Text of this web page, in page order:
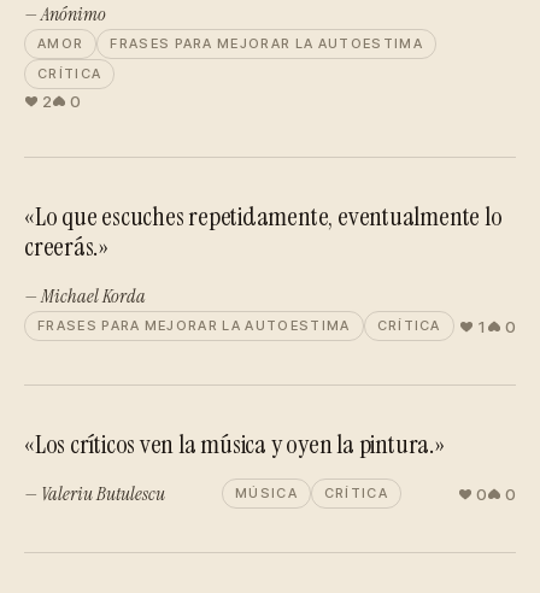
— Anónimo
AMOR
FRASES PARA MEJORAR LA AUTOESTIMA
CRÍTICA
2 0
«Lo que escuches repetidamente, eventualmente lo
creerás.»
— Michael Korda
FRASES PARA MEJORAR LA AUTOESTIMA CRÍTICA 1 0
«Los críticos ven la música y oyen la pintura.»
— Valeriu Butulescu MÚSICA CRÍTICA 0 0